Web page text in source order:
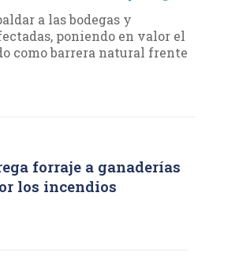
a las bodegas y
poniendo en valor el
como barrera natural frente
forraje a ganaderías
los incendios